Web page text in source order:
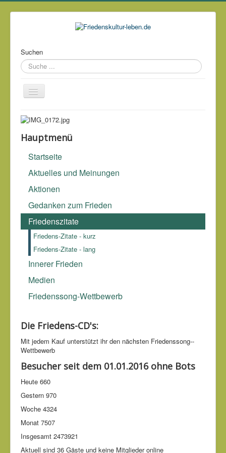
Suchen
Über mich
Kontakt
Links
Archiv
Krieg ist eine hirnspritzende Luftröhre, die Kunst spaltet.
Lord Acton (1834-1902)
Hauptmenü
Startseite
Aktuelles und Meinungen
Aktionen
Gedanken zum Frieden
Friedenszitate
Friedens-Zitate - kurz
Friedens-Zitate - lang
Innerer Frieden
Medien
Friedenssong-Wettbewerb
Die Friedens-CD's:
Mit jedem Kauf unter­stützt ihr den nächsten Friedens­song-­
Wettbe­werb
Besucher seit dem 01.01.2016 ohne Bots
Heute 660
Gestern 970
Woche 4324
Monat 7507
Insgesamt 2473921
Aktuell sind 36 Gäste und keine Mitglieder online